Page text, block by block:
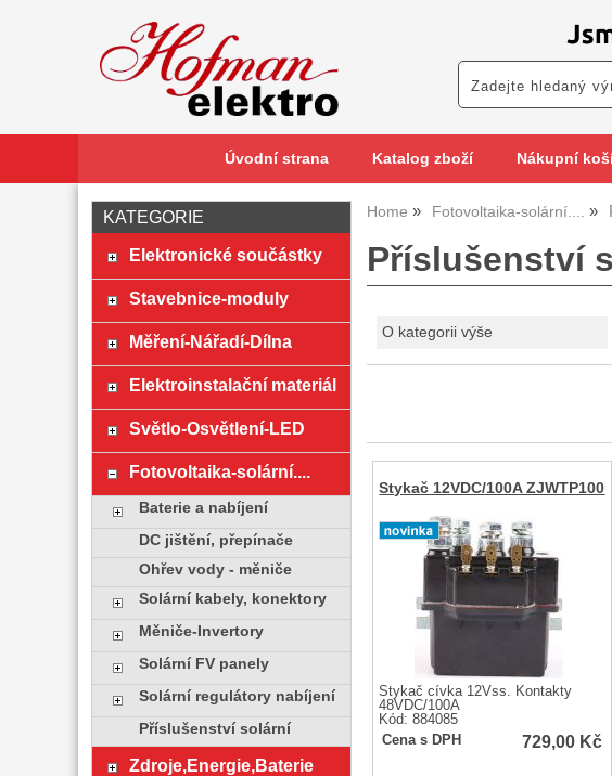
Úvodní strana Katalog zboží Nákupní
Home Fotovoltaika-solární....
Příslušenství
O kategorii výše
Stykač 12VDC/100A ZJWTP100
Stykač cívka 12Vss. Kontakty
48VDC/100A
Kód: 884085
Cena s DPH
729,00 Kč
KATEGORIE
Elektronické součástky
Stavebnice-moduly
Měření-Nářadí-Dílna
Elektroinstalační materiál
Světlo-Osvětlení-LED
Fotovoltaika-solární....
Baterie a nabíjení
DC jištění, přepínače
Ohřev vody - měniče
Solární kabely, konektory
Měniče-Invertory
Solární FV panely
Solární regulátory nabíjení
Příslušenství solární
Zdroje,Energie,Baterie